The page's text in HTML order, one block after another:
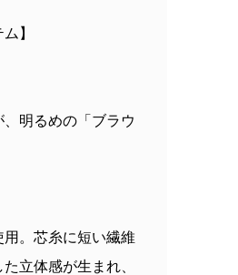
】
明るめの「ブラウ
。芯糸に短い繊維
立体感が生まれ、